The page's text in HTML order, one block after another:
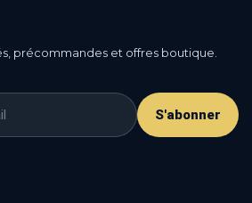
précommandes et offres boutique.
S'abonner